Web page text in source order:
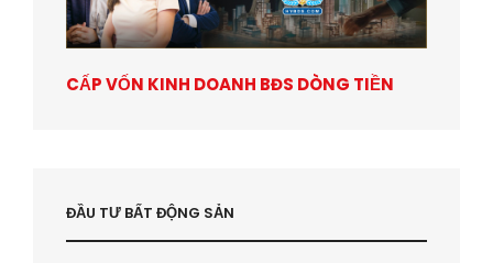
CẤP VỐN KINH DOANH BĐS DÒNG TIỀN
ĐẦU TƯ BẤT ĐỘNG SẢN